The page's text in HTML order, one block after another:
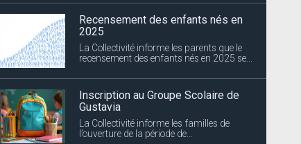
Recensement des enfants nés en
2025
La Collectivité informe les parents que le
recensement des enfants nés en 2025 se...
Inscription au Groupe Scolaire de
Gustavia
La Collectivité informe les familles de
l’ouverture de la période de...